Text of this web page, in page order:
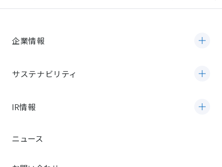
企業情報
サステナビリティ
IR情報
ニュース